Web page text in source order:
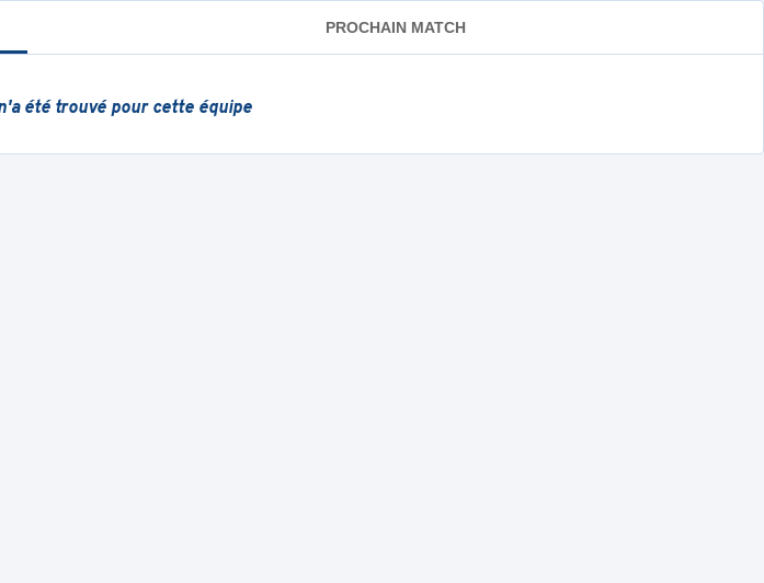
PROCHAIN MATCH
été trouvé pour cette équipe